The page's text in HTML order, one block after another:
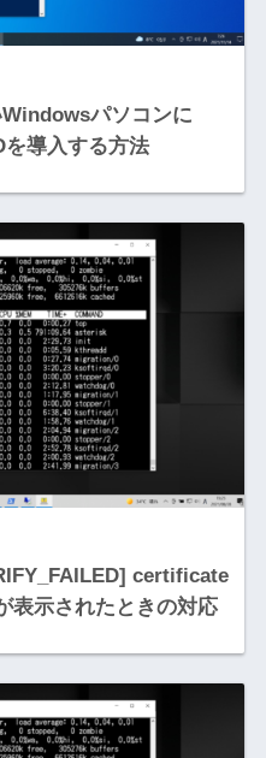
パソコンに
を導入する方法
certificate
示されたときの対応